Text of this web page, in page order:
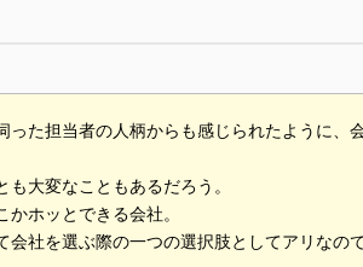
た担当者の人柄からも感じられたように、
大変なこともあるだろう。
ホッとできる会社。
社を選ぶ際の一つの選択肢としてアリなの